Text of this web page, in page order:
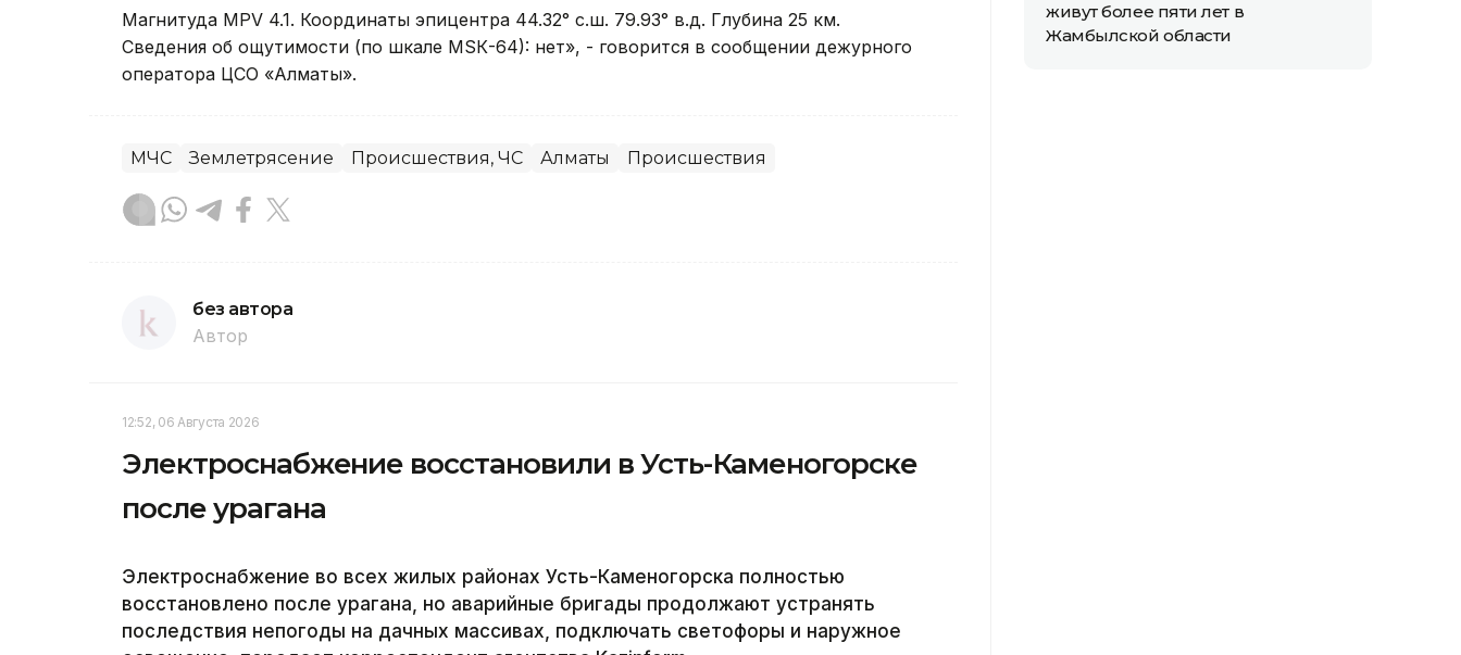
Магнитуда MPV 4.1. Координаты эпицентра 44.32° с.ш. 79.93° в.д. Глубина 25 км.
Сведения об ощутимости (по шкале МSК-64): нет», - говорится в сообщении дежурного
оператора ЦСО «Алматы».
МЧС Землетрясение Происшествия, ЧС Алматы Происшествия
без автора
Автор
12:52, 06 Августа 2026
Электроснабжение восстановили в Усть-Каменогорске
после урагана
Электроснабжение во всех жилых районах Усть-Каменогорска полностью
восстановлено после урагана, но аварийные бригады продолжают устранять
последствия непогоды на дачных массивах, подключать светофоры и наружное
живут более пяти лет в
Жамбылской области